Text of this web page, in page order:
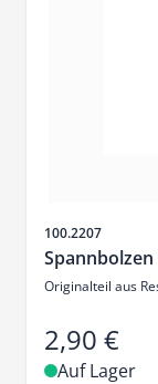
Artikelnr.
100.2207
Spannbolzen
Originalteil aus
2,90 €
Auf Lager